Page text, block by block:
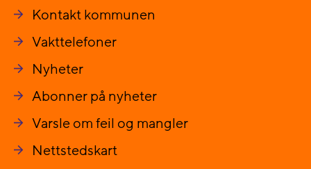
Kontakt kommunen
Vakttelefoner
Nyheter
Abonner på nyheter
Varsle om feil og mangler
Nettstedskart